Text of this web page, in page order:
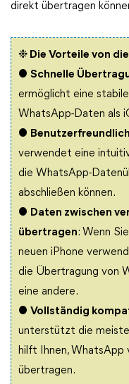
direkt übertragen
❉ Die Vorteile von
● Schnelle
ermöglicht eine
WhatsApp-Daten als
●
verwendet eine
die WhatsApp-
abschließen können.
● Daten zwischen
übertragen: Wenn
neuen iPhone
die Übertragung von
eine andere.
● Vollständig
unterstützt die
hilft Ihnen, WhatsApp
übertragen.